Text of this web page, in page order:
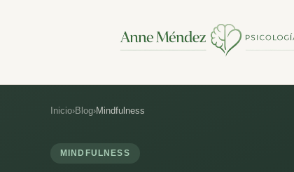
Inicio›Blog›Mindfulness
MINDFULNESS